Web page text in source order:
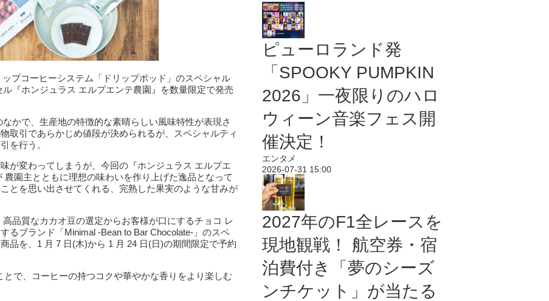
プコーヒーシステム「ドリップポッド」のスペシャル
『ホンジュラス エルプエンテ農園』を数量限定で発売
かで、生産地の特徴的な素晴らしい風味特性が表現さ
取引であらかじめ値段が決められるが、スペシャルティ
を行う。
が変わってしまうが、今回の『ホンジュラス エルプエ
園主とともに理想の味わいを作り上げた逸品となって
とを思い出させてくれる、完熟した果実のような甘みが
品質なカカオ豆の選定からお客様が口にするチョコ レ
るブランド「Minimal -Bean to Bar Chocolate-」のスペ
品を、1 月 7 日(木)から 1 月 24 日(日)の期間限定で予約
で、コーヒーの持つコクや華やかな香りをより楽しむ
ピューロランド発
「SPOOKY PUMPKIN
2026」一夜限りのハロ
ウィーン音楽フェス開
催決定！
エンタメ
2026-07-31 15:00
2027年のF1全レースを
現地観戦！ 航空券・宿
泊費付き「夢のシーズ
ンチケット」が当たる